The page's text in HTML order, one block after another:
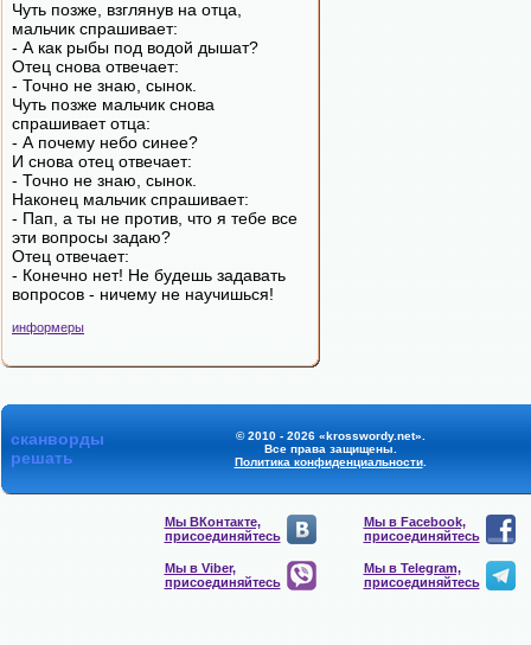
Чуть позже, взглянув на отца,
мальчик спрашивает:
- А как рыбы под водой дышат?
Отец снова отвечает:
- Точно не знаю, сынок.
Чуть позже мальчик снова
спрашивает отца:
- А почему небо синее?
И снова отец отвечает:
- Точно не знаю, сынок.
Наконец мальчик спрашивает:
- Пап, а ты не против, что я тебе все
эти вопросы задаю?
Отец отвечает:
- Конечно нет! Не будешь задавать
вопросов - ничему не научишься!
информеры
сканворды
решать
© 2010 - 2026 «krosswordy.net».
Все права защищены.
Политика конфиденциальности.
Мы ВКонтакте,
присоединяйтесь
Мы в Facebook,
присоединяйтесь
Мы в Viber,
присоединяйтесь
Мы в Telegram,
присоединяйтесь